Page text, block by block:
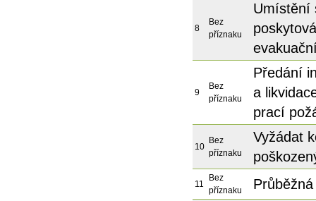
8
Bez
příznaku
Umístění
9
Bez
příznaku
Předání
a
prací
10
Bez
příznaku
Vyžádat
11
Bez
příznaku